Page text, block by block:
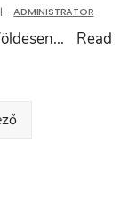
| ADMINISTRATOR
...
Read